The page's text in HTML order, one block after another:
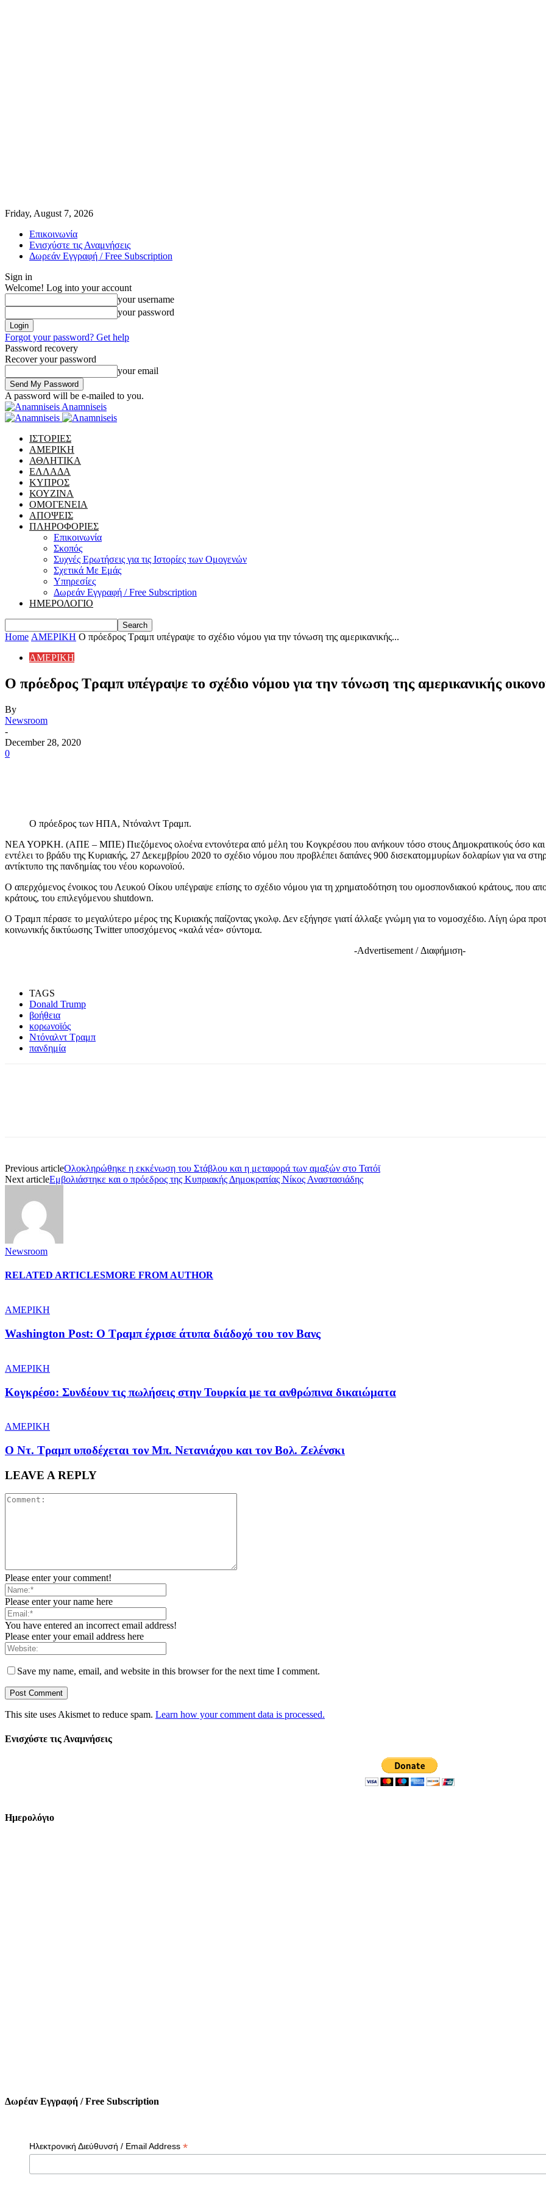
Friday, August 7, 2026
Επικοινωνία
Ενισχύστε τις Αναμνήσεις
Δωρεάν Εγγραφή / Free Subscription
Sign in
Welcome! Log into your account
your username
your password
Forgot your password? Get help
Password recovery
Recover your password
your email
A password will be e-mailed to you.
Anamniseis
ΙΣΤΟΡΙΕΣ
ΑΜΕΡΙΚΗ
ΑΘΛΗΤΙΚΑ
ΕΛΛΑΔΑ
ΚΥΠΡΟΣ
ΚΟΥΖΙΝΑ
ΟΜΟΓΕΝΕΙΑ
ΑΠΟΨΕΙΣ
ΠΛΗΡΟΦΟΡΙΕΣ
Επικοινωνία
Σκοπός
Συχνές Ερωτήσεις για τις Ιστορίες των Ομογενών
Σχετικά Με Εμάς
Υπηρεσίες
Δωρεάν Εγγραφή / Free Subscription
ΗΜΕΡΟΛΟΓΙΟ
Home ΑΜΕΡΙΚΗ O πρόεδρος Τραμπ υπέγραψε το σχέδιο νόμου για την τόνωση της αμερικανικής...
ΑΜΕΡΙΚΗ
O πρόεδρος Τραμπ υπέγραψε το σχέδιο νόμου για την τόνωση της αμερικανικής
By
Newsroom
-
December 28, 2020
0
Ο πρόεδρος των ΗΠΑ, Ντόναλντ Τραμπ.
ΝΕΑ ΥΟΡΚΗ. (ΑΠΕ – ΜΠΕ) Πιεζόμενος ολοένα εντονότερα από μέλη του Κογκρέσου που ανήκουν τόσο στους Δημοκρατικούς όσο και
εντέλει το βράδυ της Κυριακής, 27 Δεκεμβρίου 2020 το σχέδιο νόμου που προβλέπει δαπάνες 900 δισεκατομμυρίων δολαρίων για να
αντίκτυπο της πανδημίας του νέου κορωνοϊού.
Ο απερχόμενος ένοικος του Λευκού Οίκου υπέγραψε επίσης το σχέδιο νόμου για τη χρηματοδότηση του ομοσπονδιακού κράτους, που
κράτους, του επιλεγόμενου shutdown.
Ο Τραμπ πέρασε το μεγαλύτερο μέρος της Κυριακής παίζοντας γκολφ. Δεν εξήγησε γιατί άλλαξε γνώμη για το νομοσχέδιο. Λίγη ώρα
κοινωνικής δικτύωσης Twitter υποσχόμενος «καλά νέα» σύντομα.
-Advertisement / Διαφήμιση-
TAGS
Donald Trump
βοήθεια
κορωνοϊός
Ντόναλντ Τραμπ
πανδημία
Previous articleΟλοκληρώθηκε η εκκένωση του Στάβλου και η μεταφορά των αμαξών στο Τατόϊ
Next articleΕμβολιάστηκε και ο πρόεδρος της Κυπριακής Δημοκρατίας Νίκος Αναστασιάδης
Newsroom
RELATED ARTICLESMORE FROM AUTHOR
ΑΜΕΡΙΚΗ
Washington Post: Ο Τραμπ έχρισε άτυπα διάδοχό του τον Βανς
ΑΜΕΡΙΚΗ
Κογκρέσο: Συνδέουν τις πωλήσεις στην Τουρκία με τα ανθρώπινα δικαιώματα
ΑΜΕΡΙΚΗ
Ο Ντ. Τραμπ υποδέχεται τον Μπ. Νετανιάχου και τον Βολ. Ζελένσκι
LEAVE A REPLY
Please enter your comment!
Please enter your name here
You have entered an incorrect email address!
Please enter your email address here
Save my name, email, and website in this browser for the next time I comment.
This site uses Akismet to reduce spam. Learn how your comment data is processed.
Ενισχύστε τις Αναμνήσεις
Ημερολόγιο
Δωρέαν Εγγραφή / Free Subscription
Ηλεκτρονική Διεύθυνσή / Email Address *